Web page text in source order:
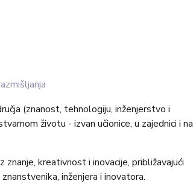
(znanost, tehnologiju, inženjerstvo i
životu - izvan učionice, u zajednici i na
kreativnost i inovacije, približavajući
inženjera i inovatora.